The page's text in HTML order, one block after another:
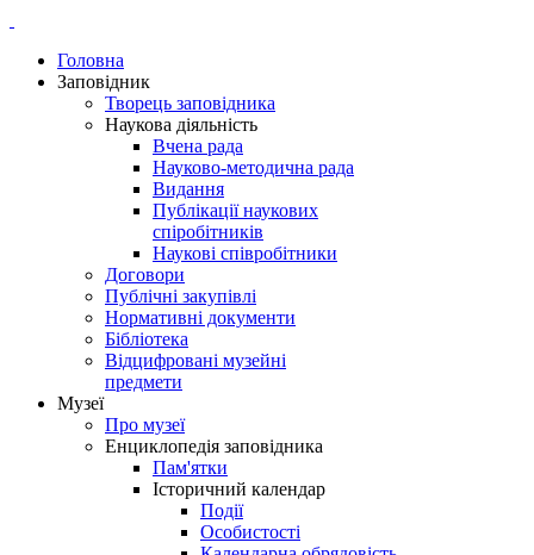
Головна
Заповідник
Творець заповідника
Наукова діяльність
Вчена рада
Науково-методична рада
Видання
Публікації наукових
спіробітників
Наукові співробітники
Договори
Публічні закупівлі
Нормативні документи
Бібліотека
Відцифровані музейні
предмети
Музеї
Про музеї
Енциклопедія заповідника
Пам'ятки
Історичний календар
Події
Особистості